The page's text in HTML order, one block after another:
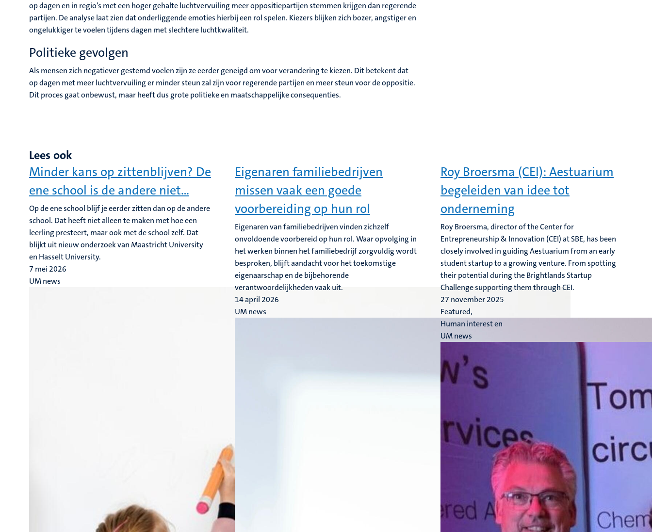
op dagen en in regio’s met een hoger gehalte luchtvervuiling meer oppositiepartijen stemmen krijgen dan regerende
partijen. De analyse laat zien dat onderliggende emoties hierbij een rol spelen. Kiezers blijken zich bozer, angstiger en
ongelukkiger te voelen tijdens dagen met slechtere luchtkwaliteit.
Politieke gevolgen
Als mensen zich negatiever gestemd voelen zijn ze eerder geneigd om voor verandering te kiezen. Dit betekent dat
op dagen met meer luchtvervuiling er minder steun zal zijn voor regerende partijen en meer steun voor de oppositie.
Dit proces gaat onbewust, maar heeft dus grote politieke en maatschappelijke consequenties.
Lees ook
Minder kans op zittenblijven? De
ene school is de andere niet…
Op de ene school blijf je eerder zitten dan op de andere
school. Dat heeft niet alleen te maken met hoe een
leerling presteert, maar ook met de school zelf. Dat
blijkt uit nieuw onderzoek van Maastricht University
en Hasselt University.
7 mei 2026
UM news
Eigenaren familiebedrijven
missen vaak een goede
voorbereiding op hun rol
Eigenaren van familiebedrijven vinden zichzelf
onvoldoende voorbereid op hun rol. Waar opvolging in
het werken binnen het familiebedrijf zorgvuldig wordt
besproken, blijft aandacht voor het toekomstige
eigenaarschap en de bijbehorende
verantwoordelijkheden vaak uit.
14 april 2026
UM news
Roy Broersma (CEI): Aestuarium
begeleiden van idee tot
onderneming
Roy Broersma, director of the Center for
Entrepreneurship & Innovation (CEI) at SBE, has been
closely involved in guiding Aestuarium from an early
student startup to a growing venture. From spotting
their potential during the Brightlands Startup
Challenge supporting them through CEI.
27 november 2025
Featured,
Human interest en
UM news